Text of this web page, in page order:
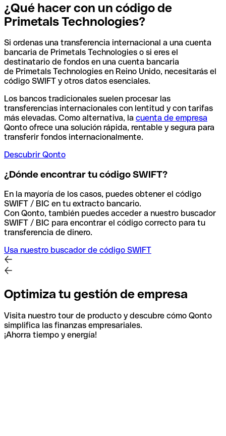
¿Qué hacer con un código de
Primetals Technologies?
Si ordenas una transferencia internacional a una cuenta
bancaria de Primetals Technologies o si eres el
destinatario de fondos en una cuenta bancaria
de Primetals Technologies en Reino Unido, necesitarás el
código SWIFT y otros datos esenciales.
Los bancos tradicionales suelen procesar las
transferencias internacionales con lentitud y con tarifas
más elevadas. Como alternativa, la cuenta de empresa
Qonto ofrece una solución rápida, rentable y segura para
transferir fondos internacionalmente.
Descubrir Qonto
¿Dónde encontrar tu código SWIFT?
En la mayoría de los casos, puedes obtener el código
SWIFT / BIC en tu extracto bancario.
Con Qonto, también puedes acceder a nuestro buscador
SWIFT / BIC para encontrar el código correcto para tu
transferencia de dinero.
Usa nuestro buscador de código SWIFT
Optimiza tu gestión de empresa
Visita nuestro tour de producto y descubre cómo Qonto
simplifica las finanzas empresariales.
¡Ahorra tiempo y energía!